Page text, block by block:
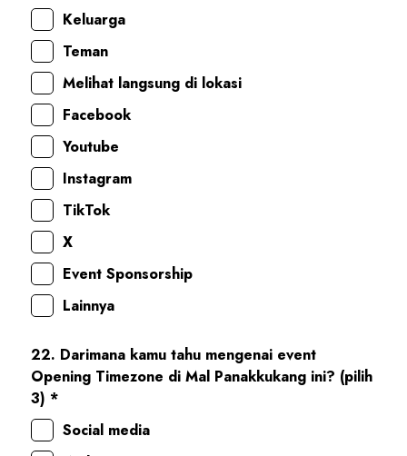
Keluarga
Teman
Melihat langsung di lokasi
Facebook
Youtube
Instagram
TikTok
X
Event Sponsorship
Lainnya
22. Darimana kamu tahu mengenai event
Opening Timezone di Mal Panakkukang ini? (pilih
3) *
Social media